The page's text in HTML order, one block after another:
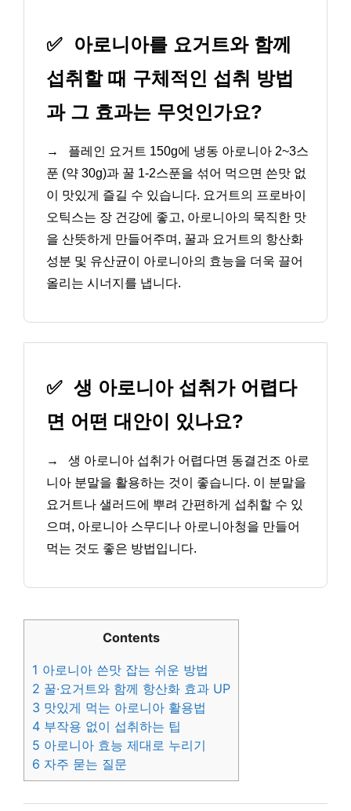
✅
아로니아를 요거트와 함께
섭취할 때 구체적인 섭취 방법
과 그 효과는 무엇인가요?
→
플레인 요거트 150g에 냉동 아로니아 2~3스
푼 (약 30g)과 꿀 1-2스푼을 섞어 먹으면 쓴맛 없
이 맛있게 즐길 수 있습니다. 요거트의 프로바이
오틱스는 장 건강에 좋고, 아로니아의 묵직한 맛
을 산뜻하게 만들어주며, 꿀과 요거트의 항산화
성분 및 유산균이 아로니아의 효능을 더욱 끌어
올리는 시너지를 냅니다.
✅ 생 아로니아 섭취가 어렵다
면 어떤 대안이 있나요?
→
생 아로니아 섭취가 어렵다면 동결건조 아로
니아 분말을 활용하는 것이 좋습니다. 이 분말을
요거트나 샐러드에 뿌려 간편하게 섭취할 수 있
으며, 아로니아 스무디나 아로니아청을 만들어
먹는 것도 좋은 방법입니다.
Contents
1 아로니아 쓴맛 잡는 쉬운 방법
2 꿀·요거트와 함께 항산화 효과 UP
3 맛있게 먹는 아로니아 활용법
4 부작용 없이 섭취하는 팁
5 아로니아 효능 제대로 누리기
6 자주 묻는 질문